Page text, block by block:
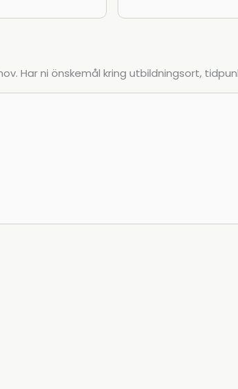
Har ni önskemål kring utbildningsort,